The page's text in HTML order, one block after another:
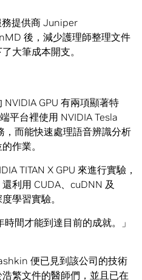
提供商 Juniper
後，減少護理師整理文件
大筆成本開支。
GPU 有兩項顯著特
平台裡使用 NVIDIA Tesla
，而能快速處理語音辨識分析
作業。
TITAN X GPU 來進行實驗，
利用 CUDA、cuDNN 及
學習實驗。
時間才能到達目前的成就。」
便已見到該公司的技術
繁文件的醫師們，並且已在